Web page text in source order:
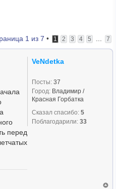
1 из 7 • 1 2 3 4 5 ... 7
перед
VeNdetka
Посты: 37
Город: Владимир /
Красная Горбатка
Сказал спасибо: 5
Поблагодарили: 33